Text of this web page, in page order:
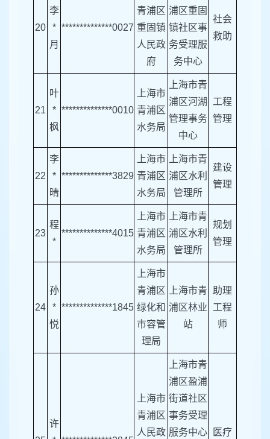
20
李
*
月
**************0027
青浦区
重固镇
人民政
府
浦区重固
镇社区事
务受理服
务中心
社会
救助
21
叶
*
枫
**************0010
上海市
青浦区
水务局
上海市青
浦区河湖
管理事务
中心
工程
管理
22
李
*
晴
**************3829
上海市
青浦区
水务局
上海市青
浦区水利
管理所
建设
管理
23
程
*
**************4015
上海市
青浦区
水务局
上海市青
浦区水利
管理所
规划
管理
24
孙
*
悦
**************1845
上海市
青浦区
绿化和
市容管
理局
上海市青
浦区林业
站
助理
工程
师
许
上海市
青浦区
人民政
上海市青
浦区盈浦
街道社区
事务受理
服务中心
医疗